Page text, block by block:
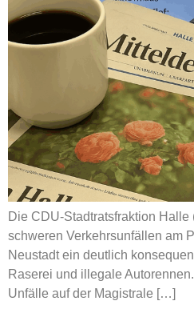
Die CDU-Stadtratsfraktion Halle
schweren Verkehrsunfällen am
Neustadt ein deutlich
Raserei und illegale
Unfälle auf der Magistrale […]